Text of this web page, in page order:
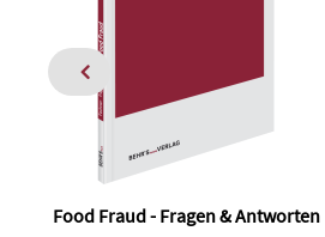
Food Fraud - Fragen & Antworten